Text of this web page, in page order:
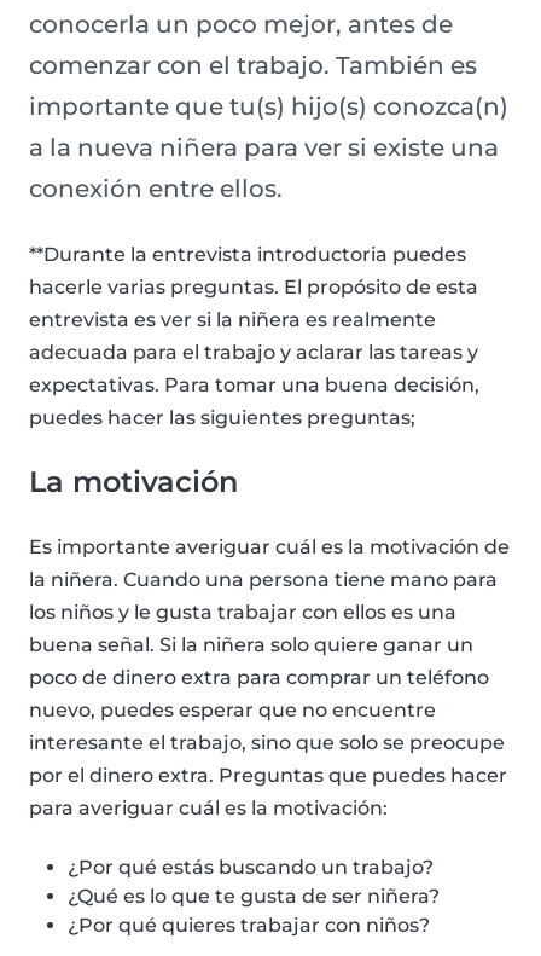
conocerla un poco mejor, antes de
comenzar con el trabajo. También es
importante que tu(s) hijo(s) conozca(n)
a la nueva niñera para ver si existe una
conexión entre ellos.
**Durante la entrevista introductoria puedes
hacerle varias preguntas. El propósito de esta
entrevista es ver si la niñera es realmente
adecuada para el trabajo y aclarar las tareas y
expectativas. Para tomar una buena decisión,
puedes hacer las siguientes preguntas;
La motivación
Es importante averiguar cuál es la motivación de
la niñera. Cuando una persona tiene mano para
los niños y le gusta trabajar con ellos es una
buena señal. Si la niñera solo quiere ganar un
poco de dinero extra para comprar un teléfono
nuevo, puedes esperar que no encuentre
interesante el trabajo, sino que solo se preocupe
por el dinero extra. Preguntas que puedes hacer
para averiguar cuál es la motivación:
¿Por qué estás buscando un trabajo?
¿Qué es lo que te gusta de ser niñera?
¿Por qué quieres trabajar con niños?